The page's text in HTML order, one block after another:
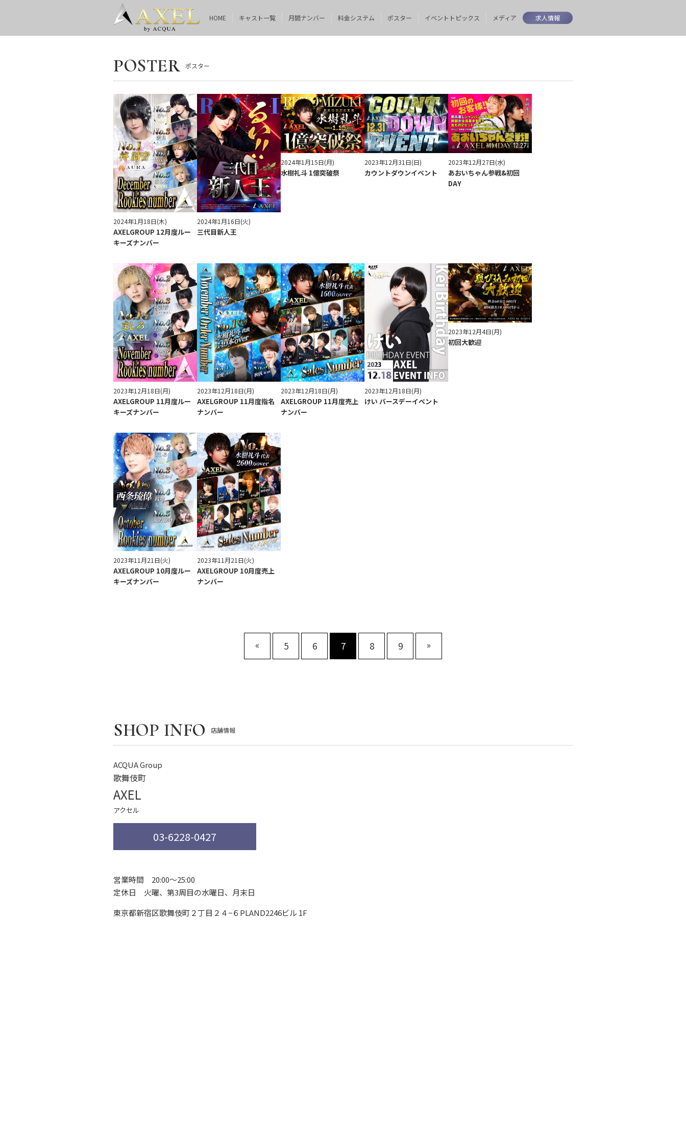
求人情報
HOME キャスト一覧 月間ナンバー 料金システム ポスター イベントトピックス メディア
POSTER ポスター
2024年1月18日(木)
AXELGROUP 12月度ルー
キーズナンバー
2024年1月16日(火)
三代目新人王
2024年1月15日(月)
水樹礼斗 1億突破祭
2023年12月31日(日)
カウントダウンイベント
2023年12月27日(水)
あおいちゃん参戦&初回
DAY
2023年12月18日(月)
AXELGROUP 11月度ルー
キーズナンバー
2023年12月18日(月)
AXELGROUP 11月度指名
ナンバー
2023年12月18日(月)
AXELGROUP 11月度売上
ナンバー
2023年12月18日(月)
けい バースデーイベント
2023年12月4日(月)
初回大歓迎
2023年11月21日(火)
AXELGROUP 10月度ルー
キーズナンバー
2023年11月21日(火)
AXELGROUP 10月度売上
ナンバー
« 5 6 7 8 9 »
SHOP INFO 店舗情報
ACQUA Group
歌舞伎町
AXEL
アクセル
03-6228-0427
営業時間 20:00～25:00
定休日 火曜、第3周目の水曜日、月末日
東京都新宿区歌舞伎町２丁目２４−６PLAND2246ビル 1F